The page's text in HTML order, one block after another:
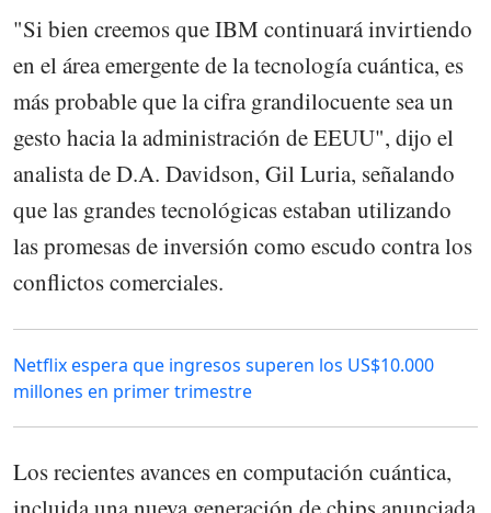
"Si bien creemos que IBM continuará invirtiendo
en el área emergente de la tecnología cuántica, es
más probable que la cifra grandilocuente sea un
gesto hacia la administración de EEUU", dijo el
analista de D.A. Davidson, Gil Luria, señalando
que las grandes tecnológicas estaban utilizando
las promesas de inversión como escudo contra los
conflictos comerciales.
Netflix espera que ingresos superen los US$10.000
millones en primer trimestre
Los recientes avances en computación cuántica,